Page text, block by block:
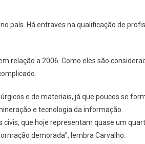
país. Há entraves na qualificação de
relação a 2006. Como eles são
e de materiais, já que poucos se
e tecnologia da informação.
que hoje representam quase um
demorada”, lembra Carvalho.